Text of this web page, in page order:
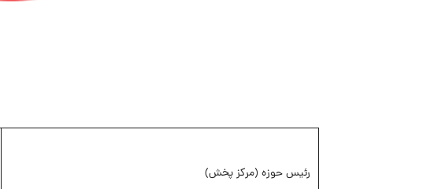
رئیس حوزه (مرکز پخش)